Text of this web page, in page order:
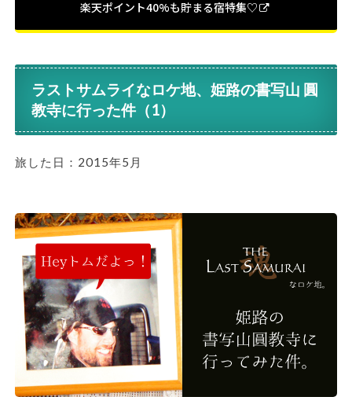
楽天ポイント40%も貯まる宿特集♡
ラストサムライなロケ地、姫路の書写山 圓
教寺に行った件（1）
旅した日：2015年5月